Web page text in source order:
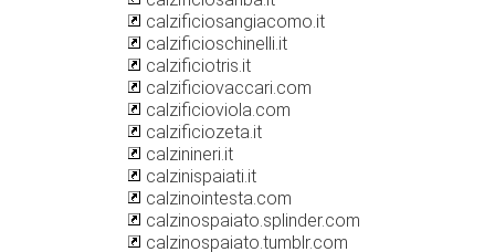
calzificiosangiacomo.it
calzificioschinelli.it
calzificiotris.it
calzificiovaccari.com
calzificioviola.com
calzificiozeta.it
calzinineri.it
calzinispaiati.it
calzinointesta.com
calzinospaiato.splinder.com
calzinospaiato.tumblr.com